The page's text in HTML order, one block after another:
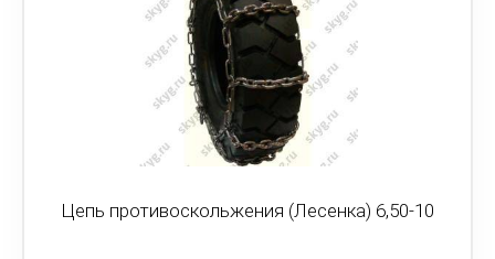
Цепь противоскольжения (Лесенка) 6,50-10